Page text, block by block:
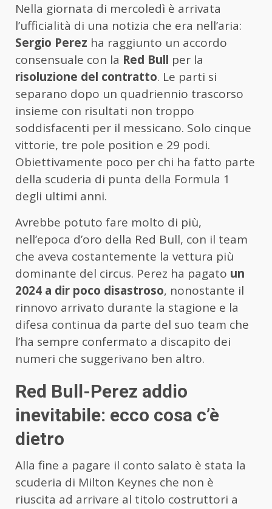
Nella giornata di mercoledì è arrivata
l’ufficialità di una notizia che era nell’aria:
Sergio Perez ha raggiunto un accordo
consensuale con la Red Bull per la
risoluzione del contratto. Le parti si
separano dopo un quadriennio trascorso
insieme con risultati non troppo
soddisfacenti per il messicano. Solo cinque
vittorie, tre pole position e 29 podi.
Obiettivamente poco per chi ha fatto parte
della scuderia di punta della Formula 1
degli ultimi anni.
Avrebbe potuto fare molto di più,
nell’epoca d’oro della Red Bull, con il team
che aveva costantemente la vettura più
dominante del circus. Perez ha pagato un
2024 a dir poco disastroso, nonostante il
rinnovo arrivato durante la stagione e la
difesa continua da parte del suo team che
l’ha sempre confermato a discapito dei
numeri che suggerivano ben altro.
Red Bull-Perez addio
inevitabile: ecco cosa c’è
dietro
Alla fine a pagare il conto salato è stata la
scuderia di Milton Keynes che non è
riuscita ad arrivare al titolo costruttori a